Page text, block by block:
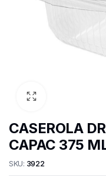
CASEROLA
CAPAC 375
SKU: 3922